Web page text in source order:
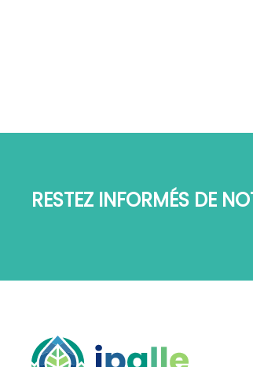
RESTEZ INFORMÉS DE